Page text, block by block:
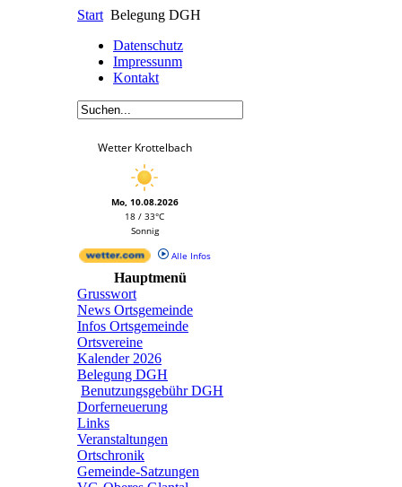
Start Belegung DGH
Datenschutz
Impressunm
Kontakt
Wetter Krottelbach
Mo, 10.08.2026
18 / 33°C
Sonnig
Alle Infos
Hauptmenü
Grusswort
News Ortsgemeinde
Infos Ortsgemeinde
Ortsvereine
Kalender 2026
Belegung DGH
Benutzungsgebühr DGH
Dorferneuerung
Links
Veranstaltungen
Ortschronik
Gemeinde-Satzungen